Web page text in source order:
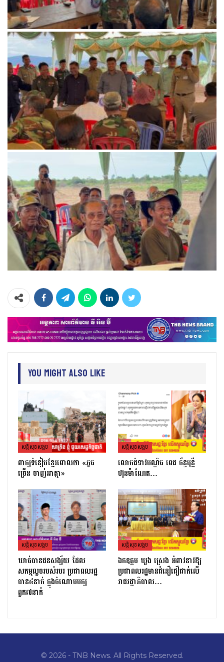
You Might Also Like
សន្តិសុខសង្គម
ពាក្យទំនៀមខ្មែរពោលថា «ភូត
ច្រើន ចាញ់អាត្មា»
សន្តិសុខសង្គម
លោកជំទាវបណ្ឌិត ពេជ ច័ន្ទមុន្នី
ហ៊ុនម៉ាណែត…
សន្តិសុខសង្គម
ឃាត់បានជនសង្ស័យ ដែល
សកម្មលួចរបស់របរ ប្រជាពលរដ្ឋ
បាន៤នាក់ ក្នុងចំណោមបក្ស
ពួក៧នាក់
សន្តិសុខសង្គម
ឯកឧត្ដម ឃួង ស្រេង អំពាវនាវឱ្យ
ប្រជាពលរដ្ឋមានជំនឿជឿជាក់លើ
រាជរដ្ឋាភិបាល…
© 2026 - TNB News. All Rights Reserved.